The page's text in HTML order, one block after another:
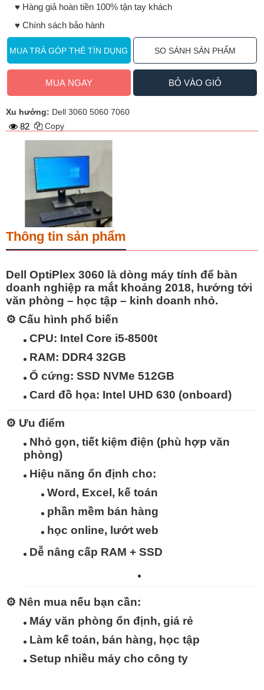
♥️ Hàng giả hoàn tiền 100% tận tay khách
♥️ Chính sách bảo hành
MUA TRẢ GÓP THẺ TÍN DỤNG SO SÁNH SẢN PHẨM
MUA NGAY BỎ VÀO GIỎ
Xu hướng: Dell 3060 5060 7060
82 Copy
Thông tin sản phẩm
Dell OptiPlex 3060 là dòng máy tính để bàn
doanh nghiệp ra mắt khoảng 2018, hướng tới
văn phòng – học tập – kinh doanh nhỏ.
⚙️ Cấu hình phổ biến
CPU: Intel Core i5-8500t
RAM: DDR4 32GB
Ổ cứng: SSD NVMe 512GB
Card đồ họa: Intel UHD 630 (onboard)
⚙️ Ưu điểm
Nhỏ gọn, tiết kiệm điện (phù hợp văn
phòng)
Hiệu năng ổn định cho:
Word, Excel, kế toán
phần mềm bán hàng
học online, lướt web
Dễ nâng cấp RAM + SSD
⚙️ Nên mua nếu bạn cần:
Máy văn phòng ổn định, giá rẻ
Làm kế toán, bán hàng, học tập
Setup nhiều máy cho công ty